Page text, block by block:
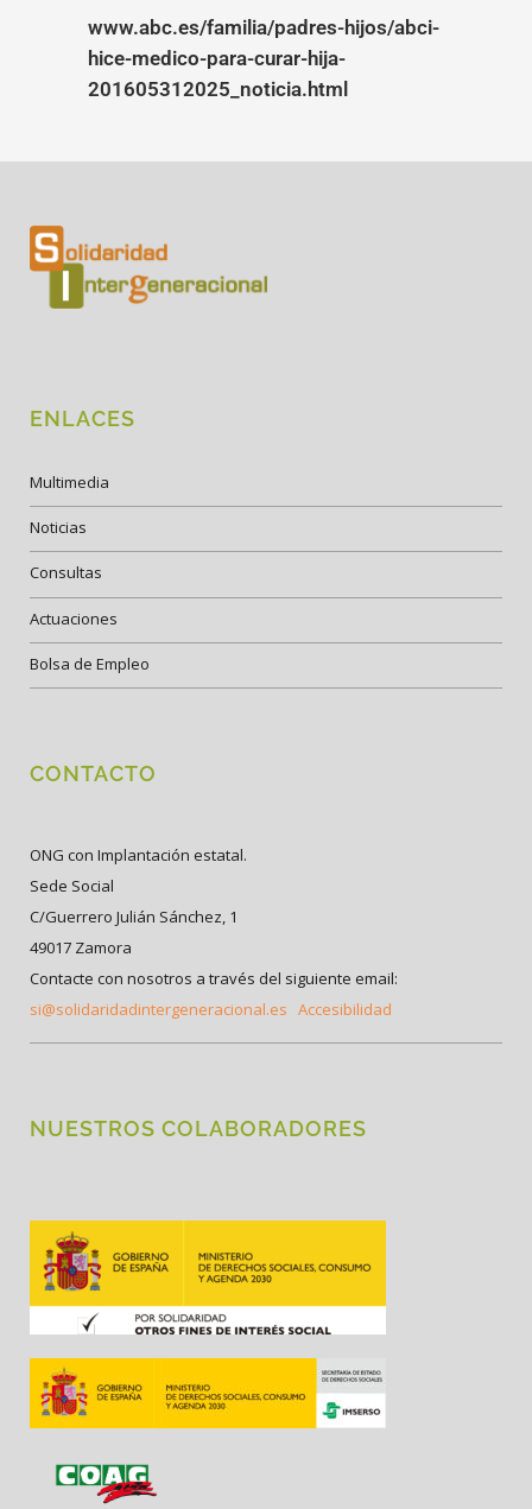
www.abc.es/familia/padres-hijos/abci-
hice-medico-para-curar-hija-
201605312025_noticia.html
ENLACES
Multimedia
Noticias
Consultas
Actuaciones
Bolsa de Empleo
CONTACTO
ONG con Implantación estatal.
Sede Social
C/Guerrero Julián Sánchez, 1
49017 Zamora
Contacte con nosotros a través del siguiente email:
si@solidaridadintergeneracional.es Accesibilidad
NUESTROS COLABORADORES